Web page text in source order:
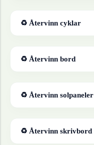
♻ Återvinn cyklar
♻ Återvinn bord
♻ Återvinn solpaneler
♻ Återvinn skrivbord